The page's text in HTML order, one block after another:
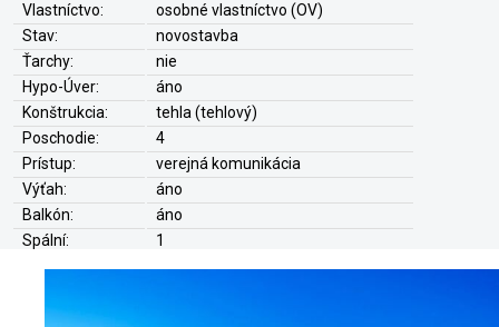
Vlastníctvo:
osobné vlastníctvo (OV)
Stav:
novostavba
Ťarchy:
nie
Hypo-Úver:
áno
Konštrukcia:
tehla (tehlový)
Poschodie:
4
Prístup:
verejná komunikácia
Výťah:
áno
Balkón:
áno
Spální:
1
Kúpeľní
áno
Zateplenie: